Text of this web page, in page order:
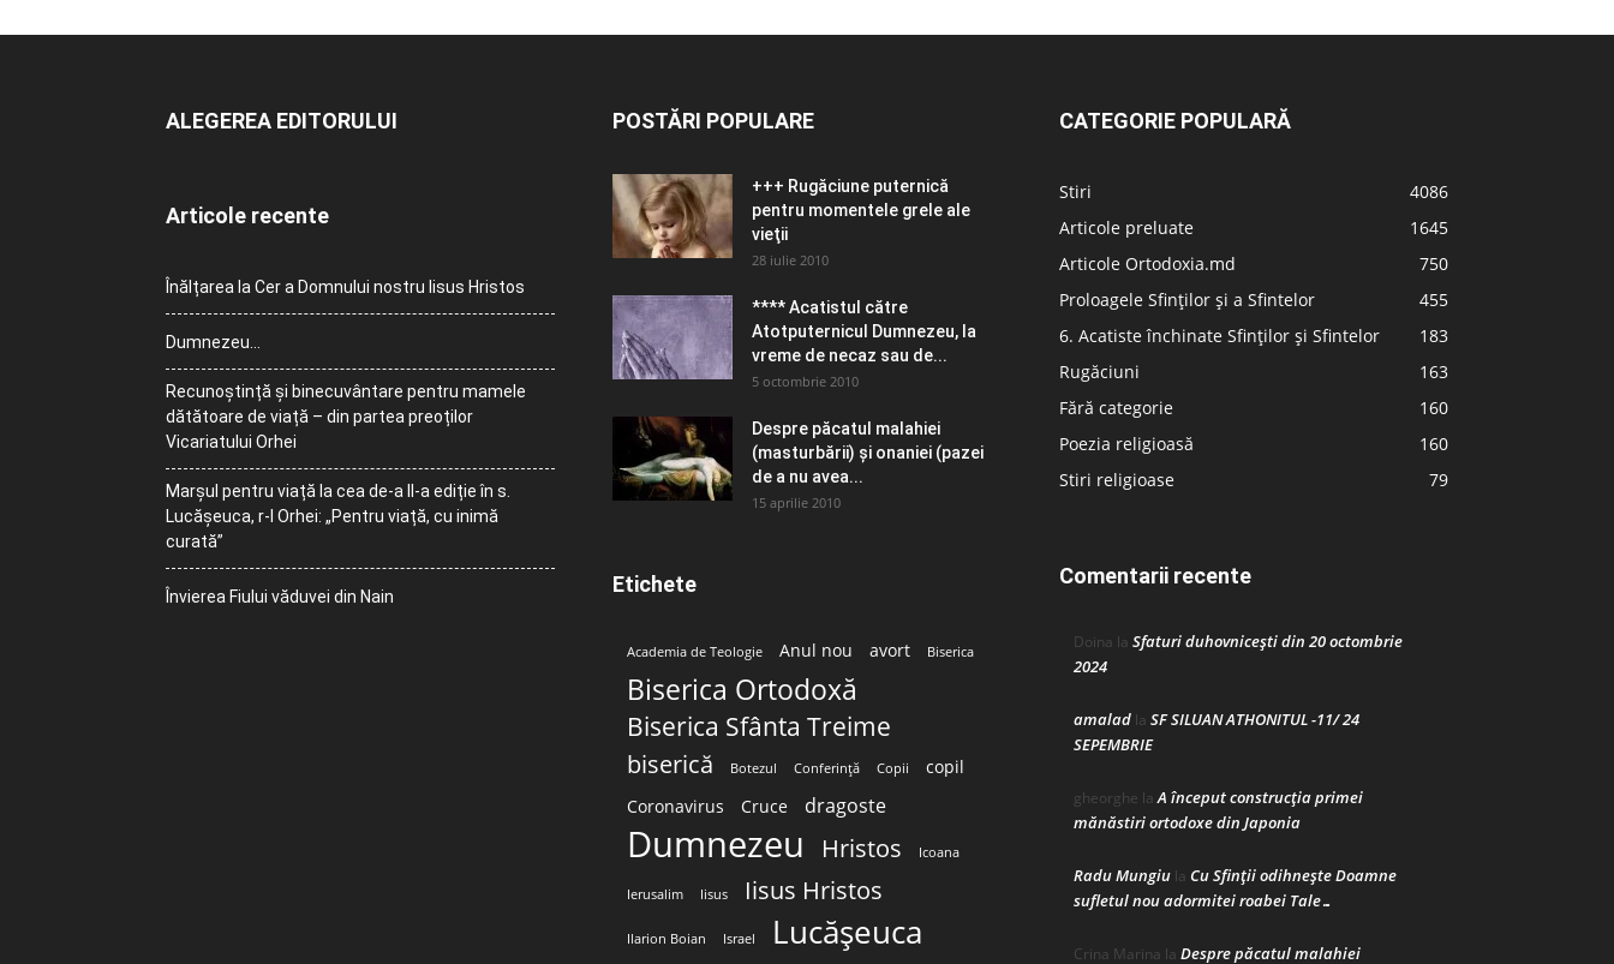
ALEGEREA EDITORULUI
Articole recente
Înălțarea la Cer a Domnului nostru Iisus Hristos
Dumnezeu…
Recunoștință și binecuvântare pentru mamele
dătătoare de viață – din partea preoților
Vicariatului Orhei
Marșul pentru viață la cea de-a II-a ediție în s.
Lucășeuca, r-l Orhei: „Pentru viață, cu inimă
curată”
Învierea Fiului văduvei din Nain
POSTĂRI POPULARE
+++ Rugăciune puternică
pentru momentele grele ale
vieţii
28 iulie 2010
**** Acatistul către
Atotputernicul Dumnezeu, la
vreme de necaz sau de...
5 octombrie 2010
Despre păcatul malahiei
(masturbării) şi onaniei (pazei
de a nu avea...
15 aprilie 2010
Etichete
Academia de Teologie Anul nou avort Biserica
Biserica Ortodoxă
Biserica Sfânta Treime
biserică Botezul Conferință Copii
copil
Coronavirus
Cruce dragoste
Dumnezeu Hristos Icoana
Ierusalim Iisus Iisus Hristos
Ilarion Boian Israel Lucășeuca
CATEGORIE POPULARĂ
Stiri
4086
Articole preluate
1645
Articole Ortodoxia.md
750
Proloagele Sfinților și a Sfintelor
455
6. Acatiste închinate Sfinților și Sfintelor
183
Rugăciuni
163
Fără categorie
160
Poezia religioasă
160
Stiri religioase
79
Comentarii recente
Doina la Sfaturi duhovnicești din 20 octombrie
2024
amalad la SF SILUAN ATHONITUL -11/ 24
SEPEMBRIE
gheorghe laA început construcţia primei
mănăstiri ortodoxe din Japonia
Radu Mungiu la Cu Sfinții odihnește Doamne
sufletul nou adormitei roabei Tale…
Crina Marina la Despre păcatul malahiei